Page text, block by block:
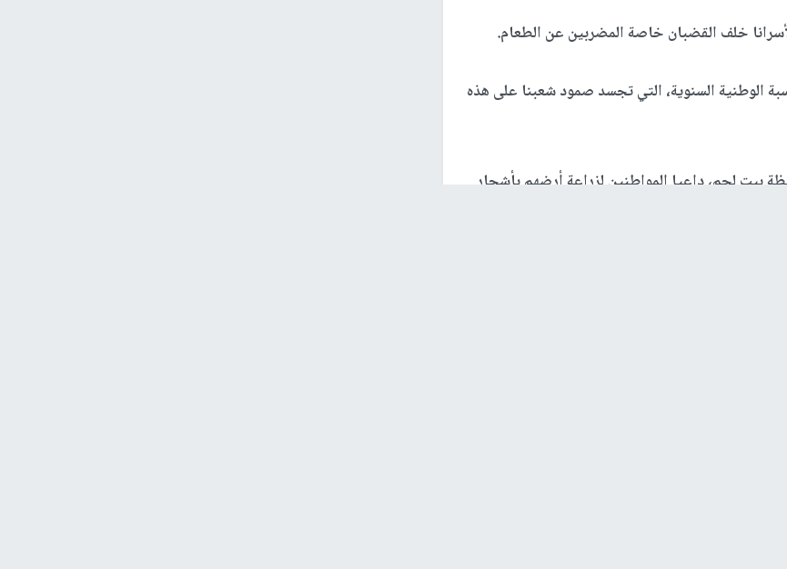
خلف القضبان خاصة المضربين عن الطعام.
الوطنية السنوية، التي تجسد صمود شعبنا على هذه
محافظة بيت لحم، داعيا المواطنين لزراعة أرضهم بأشجار